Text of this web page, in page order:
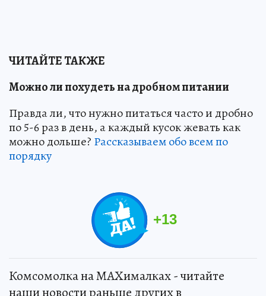
ЧИТАЙТЕ ТАКЖЕ
Можно ли похудеть на дробном питании
Правда ли, что нужно питаться часто и дробно
по 5-6 раз в день, а каждый кусок жевать как
можно дольше? Рассказываем обо всем по
порядку
+13
Комсомолка на MAXималках - читайте
наши новости раньше других в